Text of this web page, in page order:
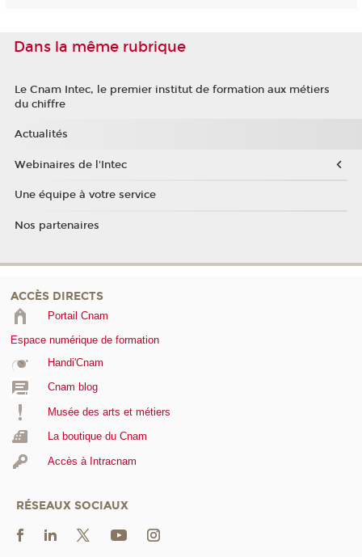
Dans la même rubrique
Le Cnam Intec, le premier institut de formation aux métiers
du chiffre
Actualités
Webinaires de l'Intec
Une équipe à votre service
Nos partenaires
ACCÈS DIRECTS
Portail Cnam
Espace numérique de formation
Handi'Cnam
Cnam blog
Musée des arts et métiers
La boutique du Cnam
Accès à Intracnam
RÉSEAUX SOCIAUX